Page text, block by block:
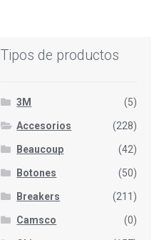
Tipos de productos
3M (5)
Accesorios (228)
Beaucoup (42)
Botones (50)
Breakers (211)
Camsco (0)